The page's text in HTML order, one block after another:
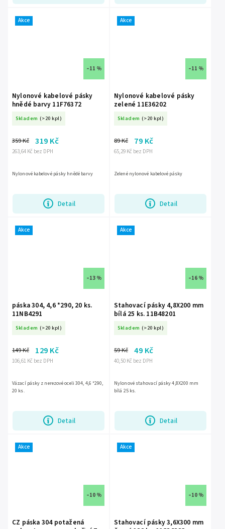
Akce
–11 %
Nylonové kabelové pásky
hnědé barvy 11F76372
Skladem (>20 kpl)
263,64 Kč bez DPH
359 Kč 319 Kč
Detail
Nylonové kabelové pásky hnědé barvy
Akce
–11 %
Nylonové kabelové pásky
zelené 11E36202
Skladem (>20 kpl)
65,29 Kč bez DPH
89 Kč 79 Kč
Detail
Zelené nylonové kabelové pásky
Akce
–13 %
páska 304, 4,6 *290, 20 ks.
11NB4291
Skladem (>20 kpl)
106,61 Kč bez DPH
149 Kč 129 Kč
Detail
Vázací pásky z nerezové oceli 304, 4,6 *290,
20 ks.
Akce
–16 %
Stahovací pásky 4,8X200 mm
bílá 25 ks. 11B48201
Skladem (>20 kpl)
40,50 Kč bez DPH
59 Kč 49 Kč
Detail
Nylonové stahovací pásky 4,8X200 mm
bílá 25 ks.
Akce
–10 %
CZ páska 304 potažená
Akce
–10 %
Stahovací pásky 3,6X300 mm